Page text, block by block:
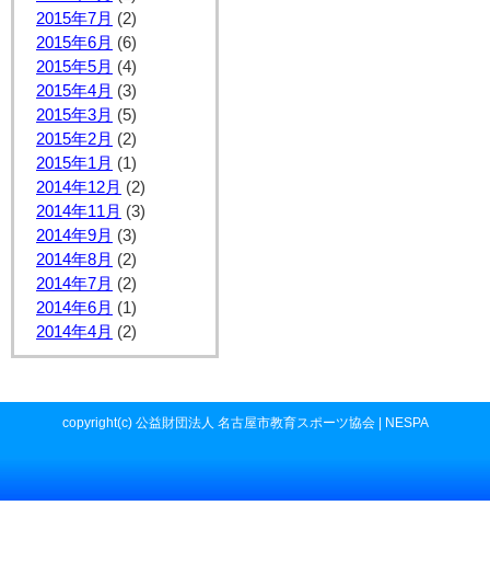
2015年7月 (2)
2015年6月 (6)
2015年5月 (4)
2015年4月 (3)
2015年3月 (5)
2015年2月 (2)
2015年1月 (1)
2014年12月 (2)
2014年11月 (3)
2014年9月 (3)
2014年8月 (2)
2014年7月 (2)
2014年6月 (1)
2014年4月 (2)
copyright(c) 公益財団法人 名古屋市教育スポーツ協会 | NESPA